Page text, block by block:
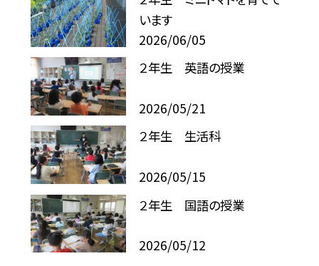
います
2026/06/05
２年生 英語の授業
2026/05/21
２年生 生活科
2026/05/15
２年生 国語の授業
2026/05/12